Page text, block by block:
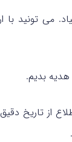
حساب میاد. می
هدیه بدیم.
۱۴۰۴ برگزار میشه،